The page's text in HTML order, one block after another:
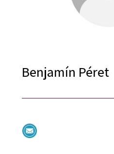
Benjamín Péret